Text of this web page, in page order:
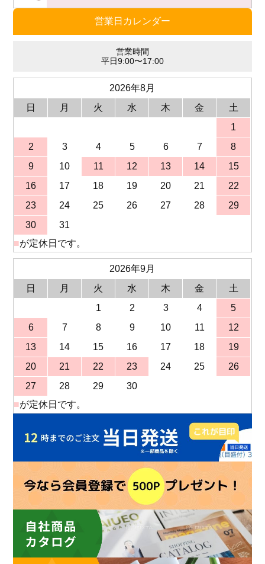
営業日カレンダー
営業時間
平日9:00〜17:00
2026年8月
日
月 火 水 木 金
土
1
2
3 4 5 6 7
8
9
10 11 12 13 14
15
16
17 18 19 20 21
22
23
24 25 26 27 28
29
30
31
■が定休日です。
2026年9月
日
月 火 水 木 金
土
1
2 3 4
5
6
7 8 9 10 11
12
13
14 15 16 17 18
19
20
21 22 23 24 25
26
27
28 29
30
■が定休日です。